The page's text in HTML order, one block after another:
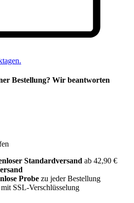
Bestellung? Wir beantworten
Standardversand ab 42,90 €
Probe zu jeder Bestellung
mit SSL-Verschlüsselung